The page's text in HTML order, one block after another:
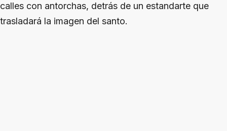
calles con antorchas, detrás de un estandarte que
trasladará la imagen del santo.